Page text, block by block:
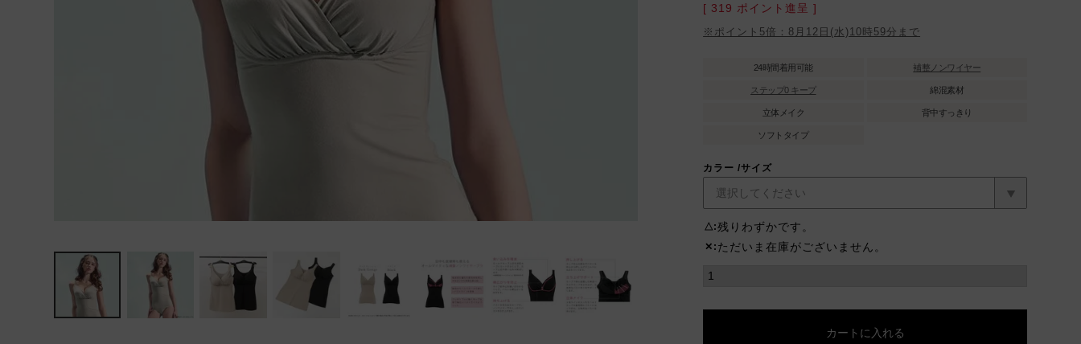
[ 319 ポイント進呈 ]
※ポイント5倍：8月12日(水)10時59分まで
24時間着用可能 補整ノンワイヤー
ステップ0 キープ 綿混素材
立体メイク 背中すっきり
ソフトタイプ
カラー サイズ
△ 残りわずかです。
✕ ただいま在庫がございません。
カートに入れる